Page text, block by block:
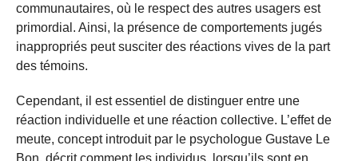
communautaires, où le respect des autres usagers est
primordial. Ainsi, la présence de comportements jugés
inappropriés peut susciter des réactions vives de la part
des témoins.
Cependant, il est essentiel de distinguer entre une
réaction individuelle et une réaction collective. L’effet de
meute, concept introduit par le psychologue Gustave Le
Bon, décrit comment les individus, lorsqu’ils sont en